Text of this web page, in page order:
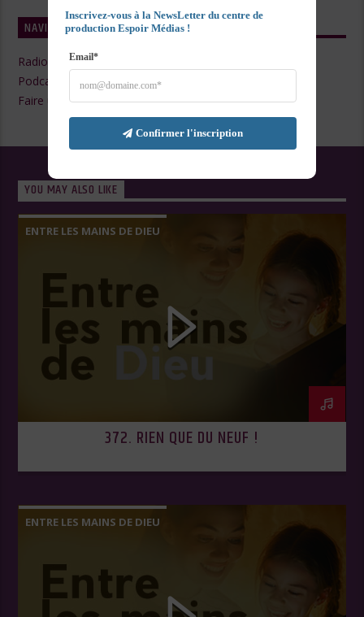
NAVIGATE
Radio Live
Podcasts
Faire un Don
YOU MAY ALSO LIKE
ENTRE LES MAINS DE DIEU
372. RIEN QUE DU NEUF !
ENTRE LES MAINS DE DIEU
Inscrivez-vous à la NewsLetter du centre de
production Espoir Médias !
Email*
Confirmer l'inscription